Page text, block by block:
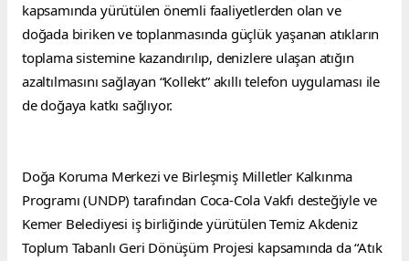
kapsamında yürütülen önemli faaliyetlerden olan ve
doğada biriken ve toplanmasında güçlük yaşanan atıkların
toplama sistemine kazandırılıp, denizlere ulaşan atığın
azaltılmasını sağlayan “Kollekt” akıllı telefon uygulaması ile
de doğaya katkı sağlıyor.
Doğa Koruma Merkezi ve Birleşmiş Milletler Kalkınma
Programı (UNDP) tarafından Coca-Cola Vakfı desteğiyle ve
Kemer Belediyesi iş birliğinde yürütülen Temiz Akdeniz
Toplum Tabanlı Geri Dönüşüm Projesi kapsamında da “Atık